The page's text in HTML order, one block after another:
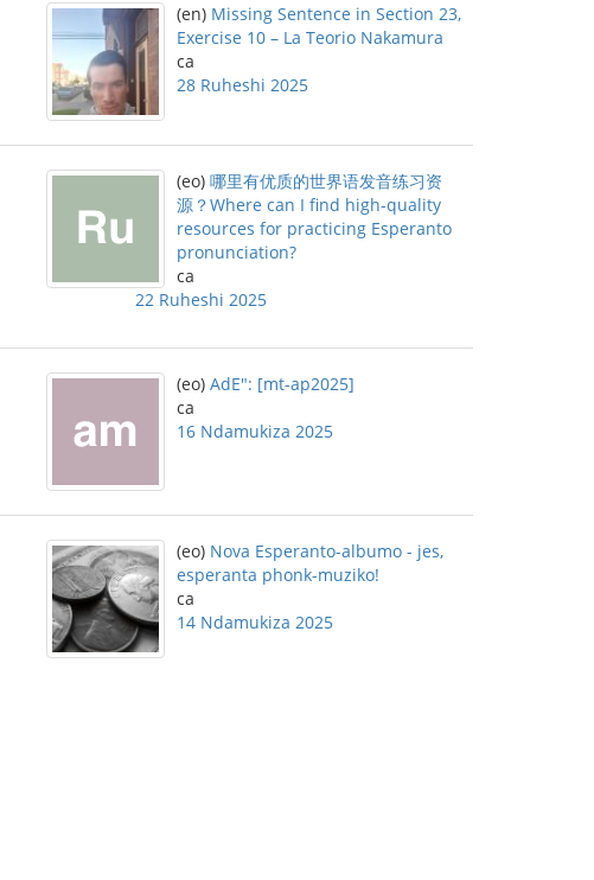
(en) Missing Sentence in Section 23,
Exercise 10 – La Teorio Nakamura
ca
28 Ruheshi 2025
(eo) 哪里有优质的世界语发音练习资
源？Where can I find high-quality
resources for practicing Esperanto
pronunciation?
ca
22 Ruheshi 2025
(eo) AdE": [mt-ap2025]
ca
16 Ndamukiza 2025
(eo) Nova Esperanto-albumo - jes,
esperanta phonk-muziko!
ca
14 Ndamukiza 2025